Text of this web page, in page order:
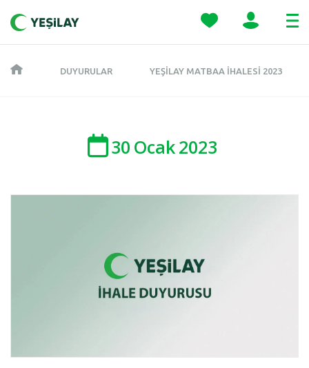
DUYURULAR YEŞILAY MATBAA İHALESI 2023
30 Ocak2023